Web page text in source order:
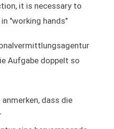
it is necessary to
"working hands"
Aufgabe doppelt so
dass die